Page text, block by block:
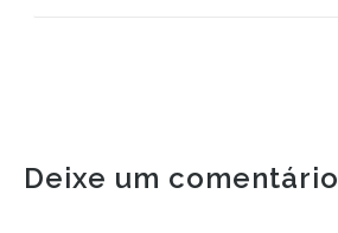
Deixe um comentário